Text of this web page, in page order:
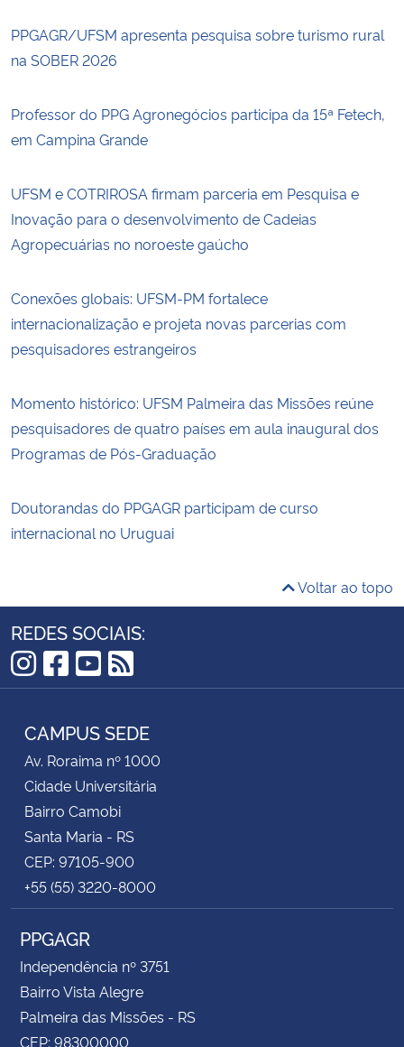
PPGAGR/UFSM apresenta pesquisa sobre turismo rural
na SOBER 2026
Professor do PPG Agronegócios participa da 15ª Fetech,
em Campina Grande
UFSM e COTRIROSA firmam parceria em Pesquisa e
Inovação para o desenvolvimento de Cadeias
Agropecuárias no noroeste gaúcho
Conexões globais: UFSM-PM fortalece
internacionalização e projeta novas parcerias com
pesquisadores estrangeiros
Momento histórico: UFSM Palmeira das Missões reúne
pesquisadores de quatro países em aula inaugural dos
Programas de Pós-Graduação
Doutorandas do PPGAGR participam de curso
internacional no Uruguai
Voltar ao topo
REDES SOCIAIS:
Instagram
Facebook
YouTube
RSS
CAMPUS SEDE
Av. Roraima nº 1000
Cidade Universitária
Bairro Camobi
Santa Maria - RS
CEP: 97105-900
+55 (55) 3220-8000
PPGAGR
Independência nº 3751
Bairro Vista Alegre
Palmeira das Missões - RS
CEP: 98300000